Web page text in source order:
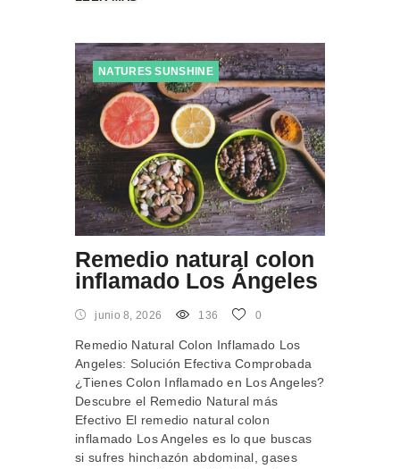
NATURES SUNSHINE
Remedio natural colon
inflamado Los Ángeles
junio 8, 2026 136 0
Remedio Natural Colon Inflamado Los
Angeles: Solución Efectiva Comprobada
¿Tienes Colon Inflamado en Los Angeles?
Descubre el Remedio Natural más
Efectivo El remedio natural colon
inflamado Los Angeles es lo que buscas
si sufres hinchazón abdominal, gases